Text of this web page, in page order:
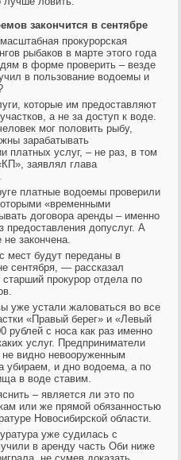
закончится в сентябре
прокурорская
рыбаков в марте этого года
в форме проверить – везде
в пользование водоемы и
которые им предоставляют
а не за доступ к воде.
мог половить рыбу,
зарабатывать
платных услуг, – не раз, в том
заявлял глава
платные водоемы проверили
«временными
договора аренды – именно
предоставления допуслуг. А
закончена.
мест будут переданы в
сентября, — рассказал
прокурор отдела по
уже устали жаловаться во все
«Правый берег» и «Левый
рублей с носа как раз именно
услуг. Предприниматели
не видно невооруженным
убираем, и дно водоема, а по
в воде ставим.
– является ли это по
или же прямой обязанностью
Новосибирской области.
уже судилась с
в аренду часть Оби ниже